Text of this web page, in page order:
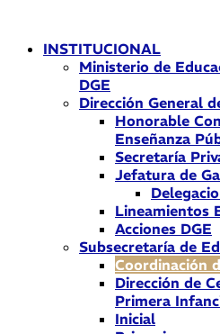
contenidoINSTITUCIONAL
Ministerio de
DGE
Dirección General
Honorable
Enseñanza
Secretaría
Jefatura de
Lineamientos
Acciones DGE
Subsecretaría de
Coordinación
Dirección de
Primera
Inicial